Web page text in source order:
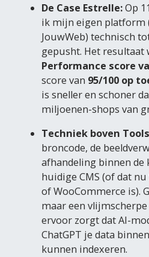
De Case Estrelle:Op
ik mijn eigen platform
JouwWeb) technisch
gepusht. Het resultaat
Performance score
score van 95/100 op
is sneller en schoner
miljoenen-shops van
Techniek boven
broncode, de
afhandeling binnen de
huidige CMS (of dat
of WooCommerce is).
maar een
ervoor zorgt dat AI-
ChatGPT je data
kunnen indexeren.